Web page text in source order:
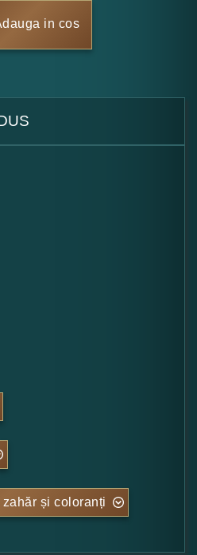
in cos
și coloranți